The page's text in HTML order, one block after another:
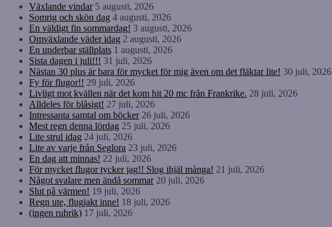
Växlande vindar 5 augusti, 2026
Somrig och skön dag 4 augusti, 2026
En väldigt fin sommardag! 3 augusti, 2026
Omväxlande väder idag 2 augusti, 2026
En underbar ställplats 1 augusti, 2026
Sista dagen i juli!!! 31 juli, 2026
Nästan 30 plus är bara för mycket för mig även om det fläktar lite! 30 juli, 2026
Fy för flugor!! 29 juli, 2026
Livligt mot kvällen när det kom hit 20 mc från Frankrike. 28 juli, 2026
Alldeles för blåsigt! 27 juli, 2026
Intressanta samtal om böcker 26 juli, 2026
Mest regn denna lördag 25 juli, 2026
Lite strul idag 24 juli, 2026
Lite av varje från Seglora 23 juli, 2026
En dag att minnas! 22 juli, 2026
För mycket flugor tycker jag!! Slog ihjäl många! 21 juli, 2026
Något svalare men ändå sommar 20 juli, 2026
Slut på värmen! 19 juli, 2026
Regn ute, flugjakt inne! 18 juli, 2026
(ingen rubrik) 17 juli, 2026